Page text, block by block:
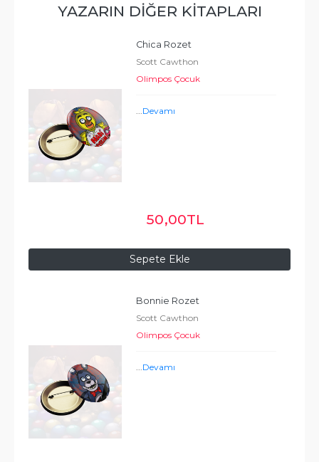
YAZARIN DIĞER KITAPLARI
Sepete Ekle
Chica Rozet
Scott Cawthon
Olimpos Çocuk
...Devamı
50,00TL
Bonnie Rozet
Scott Cawthon
Olimpos Çocuk
...Devamı